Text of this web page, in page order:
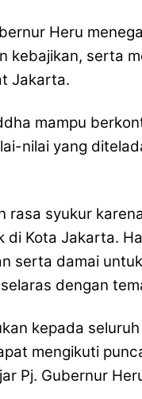
Heru
kebajikan, serta
Jakarta.
mampu
nilai yang
rasa syukur
Kota Jakarta.
serta damai
dengan
kepada
mengikuti
Pj. Gubernur